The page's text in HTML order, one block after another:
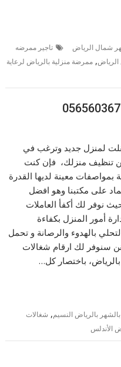
شمال الرياض
تاجير ممرضه
الرياض,ممرضة منزلية بالرياض لرعاية
لمنزل جديد وترغب في
تنظيف منزلك، فإن كنت
معينة لديها القدرة
على مكتبنا وهو افضل
نوفر لك أكفأ العاملات
أمور المنزل بكفاءة
بالهدوء والرصانة و تحمل
سنوفر لك ارقام شغالات
باختصار كل…
بالرياض النسيم, شغالات
الأندلس